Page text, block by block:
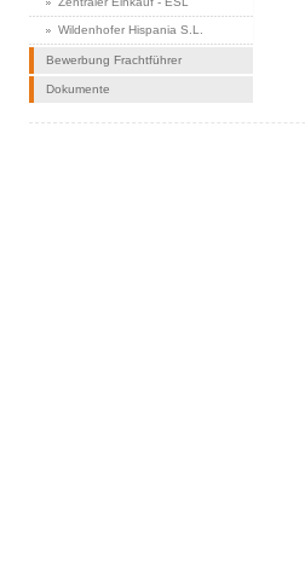
Wildenhofer Hispania S.L.
Bewerbung Frachtführer
Dokumente